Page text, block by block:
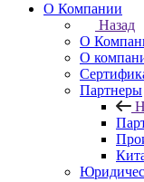
О Компании
Назад
О
О
Партнеры